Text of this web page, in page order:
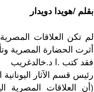
بقلم /هويدا دويدار
لم تكن العلاقات
أثرت الحضارة المصرية
فقد كتب .ا د.خالدغريب
رئيس قسم الآثار